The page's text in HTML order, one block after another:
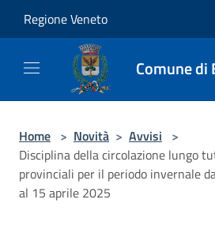
Regione Veneto
Comune di
Home > Novità > Avvisi >
Disciplina della circolazione lungo
provinciali per il periodo invernale
al 15 aprile 2025